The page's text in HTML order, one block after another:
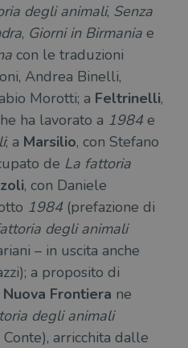
degli animali, Senza
, Giorni in Birmania e
con le traduzioni
Andrea Binelli,
Morotti; a Feltrinelli,
ha lavorato a 1984 e
; a Marsilio, con Stefano
de La fattoria
, con Daniele
1984 (prefazione di
degli animali
– in uscita anche
a proposito di
Nuova Frontiera ne
degli animali
arricchita dalle